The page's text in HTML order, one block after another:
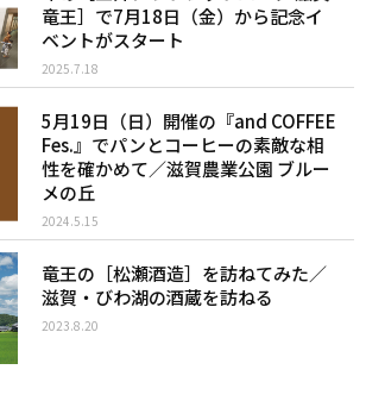
竜王］で7月18日（金）から記念イ
ベントがスタート
2025.7.18
5月19日（日）開催の『and COFFEE
Fes.』でパンとコーヒーの素敵な相
性を確かめて／滋賀農業公園 ブルー
メの丘
2024.5.15
竜王の［松瀬酒造］を訪ねてみた／
滋賀・びわ湖の酒蔵を訪ねる
2023.8.20